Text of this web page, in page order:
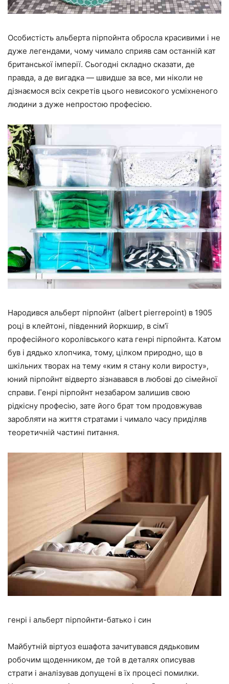
Особистість альберта пірпойнта обросла красивими і не
дуже легендами, чому чимало сприяв сам останній кат
британської імперії. Сьогодні складно сказати, де
правда, а де вигадка — швидше за все, ми ніколи не
дізнаємося всіх секретів цього невисокого усміхненого
людини з дуже непростою професією.
Народився альберт пірпойнт (albert pierrepoint) в 1905
році в клейтоні, південний йоркшир, в сім’ї
професійного королівського ката генрі пірпойнта. Катом
був і дядько хлопчика, тому, цілком природно, що в
шкільних творах на тему «ким я стану коли виросту»,
юний пірпойнт відверто зізнавався в любові до сімейної
справи. Генрі пірпойнт незабаром залишив свою
рідкісну професію, зате його брат том продовжував
заробляти на життя стратами і чимало часу приділяв
теоретичній частині питання.
генрі і альберт пірпойнти-батько і син
Майбутній віртуоз ешафота зачитувався дядьковим
робочим щоденником, де той в деталях описував
страти і аналізував допущені в їх процесі помилки.